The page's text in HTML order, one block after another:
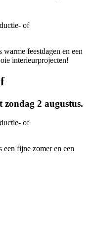
of
feestdagen en een
interieurprojecten!
2 augustus.
of
een fijne zomer en een